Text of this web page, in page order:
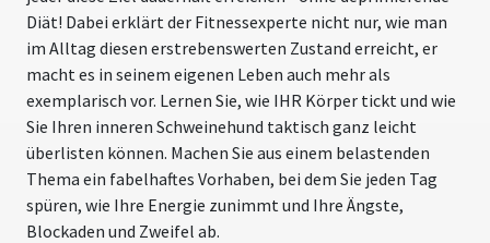
Diät! Dabei erklärt der Fitnessexperte nicht nur, wie man
im Alltag diesen erstrebenswerten Zustand erreicht, er
macht es in seinem eigenen Leben auch mehr als
exemplarisch vor. Lernen Sie, wie IHR Körper tickt und wie
Sie Ihren inneren Schweinehund taktisch ganz leicht
überlisten können. Machen Sie aus einem belastenden
Thema ein fabelhaftes Vorhaben, bei dem Sie jeden Tag
spüren, wie Ihre Energie zunimmt und Ihre Ängste,
Blockaden und Zweifel ab.